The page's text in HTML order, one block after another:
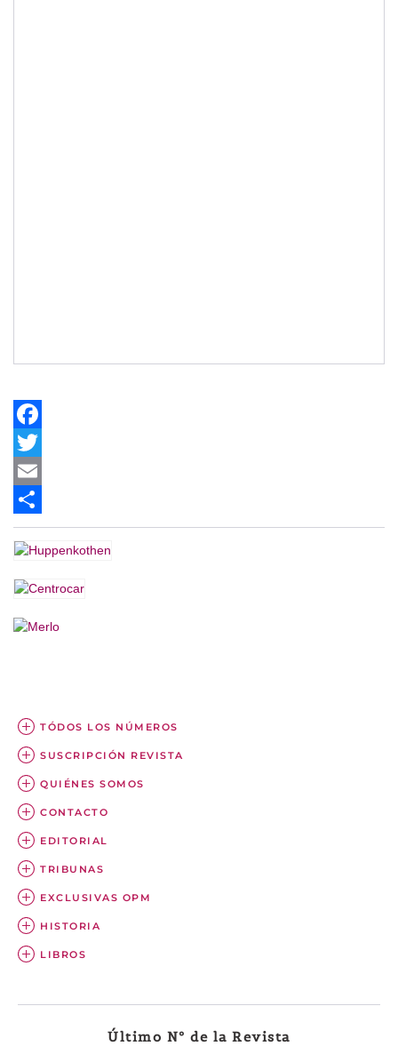
Facebook
Twitter
Email
Share
TÓDOS LOS NÚMEROS
SUSCRIPCIÓN REVISTA
QUIÉNES SOMOS
CONTACTO
EDITORIAL
TRIBUNAS
EXCLUSIVAS OPM
HISTORIA
LIBROS
Último Nº de la Revista